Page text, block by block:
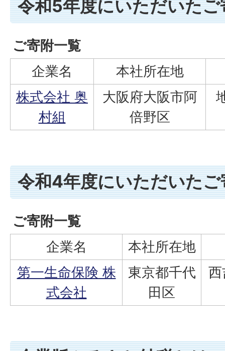
令和5年度にいただいたご
ご寄附一覧
企業名
本社所在地
株式会社 奥
村組
大阪府大阪市阿
倍野区
令和4年度にいただいたご
ご寄附一覧
企業名
本社所在地
第一生命保険 株
式会社
東京都千代
田区